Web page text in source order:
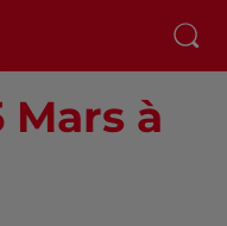
Mars à